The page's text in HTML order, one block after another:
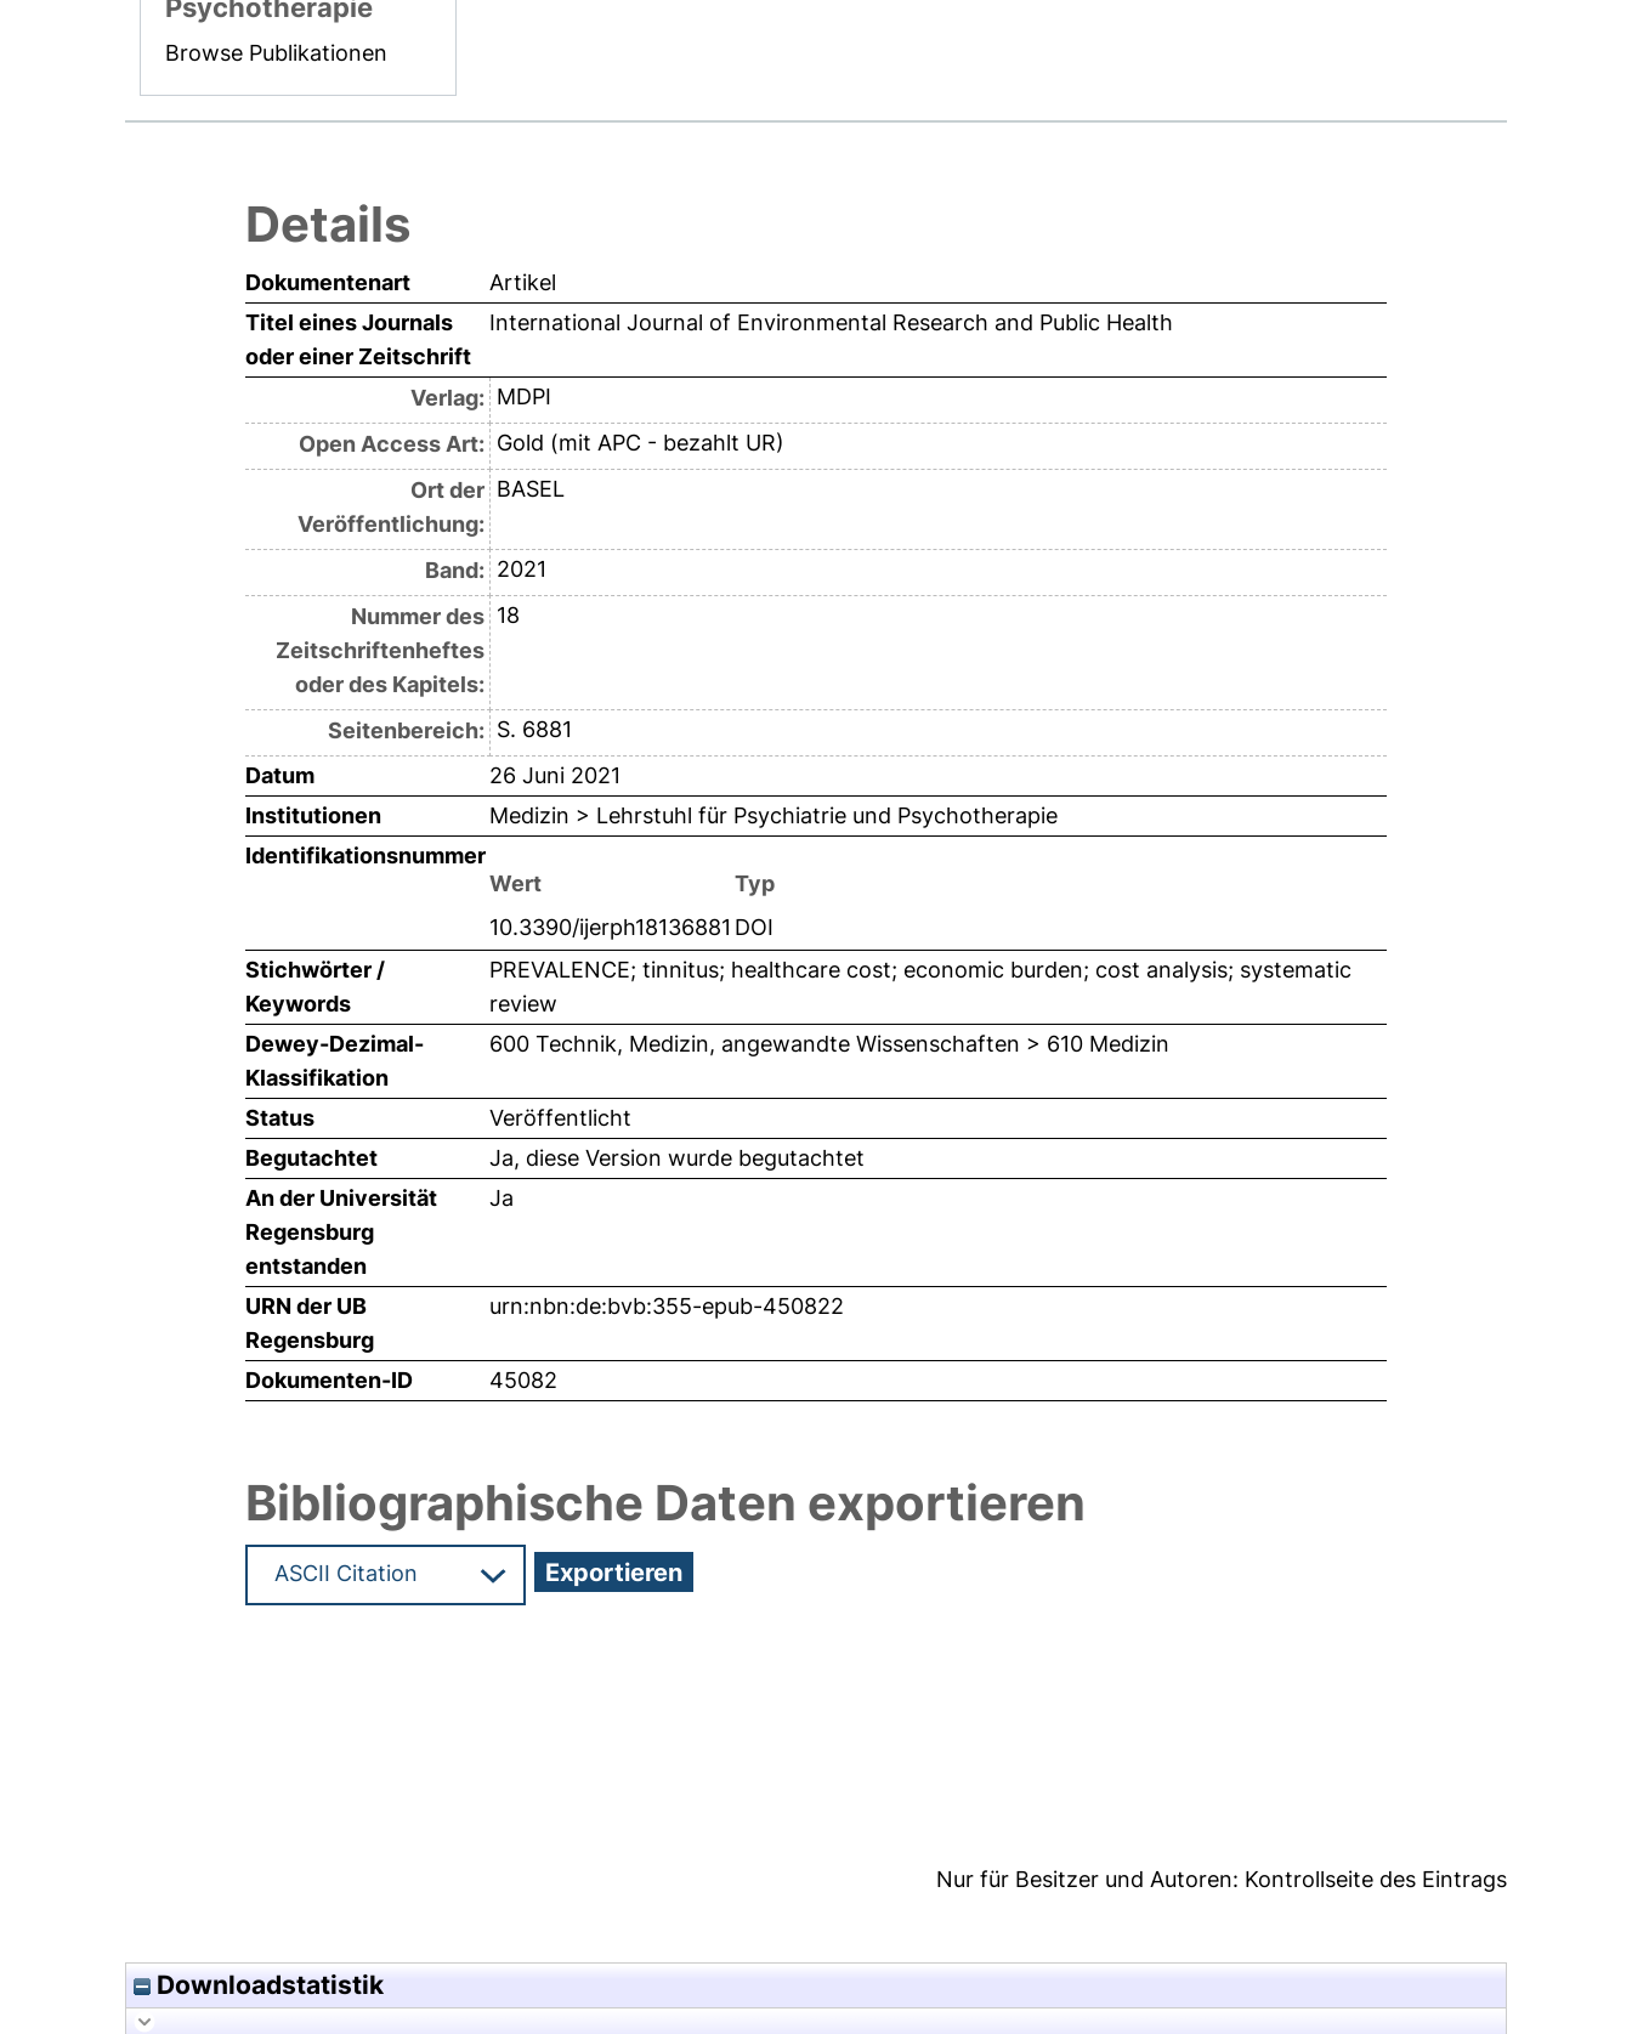
Psychotherapie
Browse Publikationen
Details
Dokumentenart
Artikel
Titel eines Journals
oder einer Zeitschrift
International Journal of Environmental Research and Public Health
Verlag: MDPI
Open Access Art: Gold (mit APC - bezahlt UR)
Ort der
Veröffentlichung:
BASEL
Band: 2021
Nummer des
Zeitschriftenheftes
oder des Kapitels:
18
Seitenbereich: S. 6881
Datum
26 Juni 2021
Institutionen
Medizin > Lehrstuhl für Psychiatrie und Psychotherapie
Identifikationsnummer
Wert
Typ
10.3390/ijerph18136881 DOI
Stichwörter /
Keywords
PREVALENCE; tinnitus; healthcare cost; economic burden; cost analysis; systematic
review
Dewey-Dezimal-
Klassifikation
600 Technik, Medizin, angewandte Wissenschaften > 610 Medizin
Status
Veröffentlicht
Begutachtet
Ja, diese Version wurde begutachtet
An der Universität
Regensburg
entstanden
Ja
URN der UB
Regensburg
urn:nbn:de:bvb:355-epub-450822
Dokumenten-ID 45082
Bibliographische Daten exportieren
Nur für Besitzer und Autoren: Kontrollseite des Eintrags
Downloadstatistik